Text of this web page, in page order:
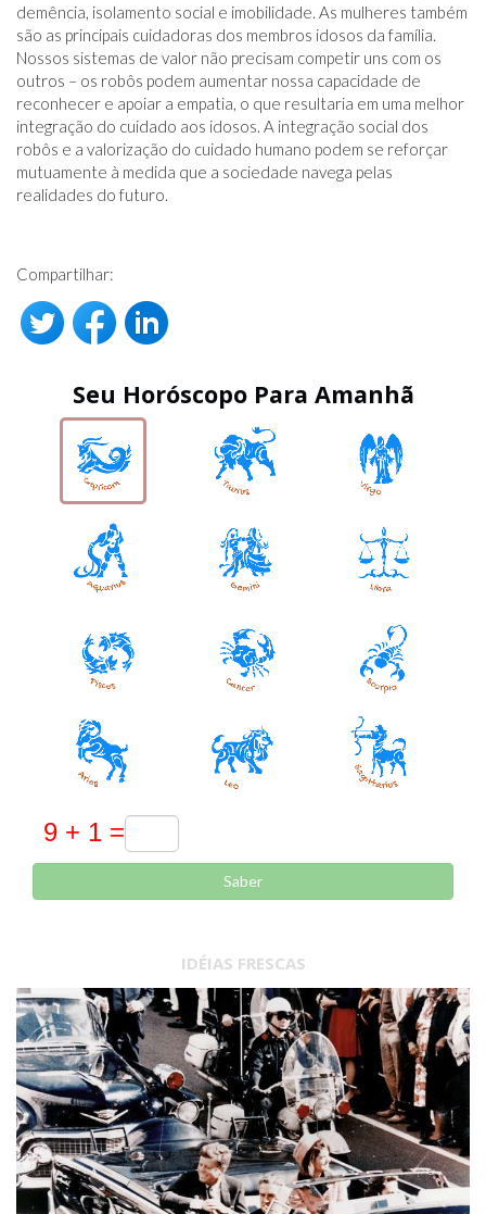
demência, isolamento social e imobilidade. As mulheres também
são as principais cuidadoras dos membros idosos da família.
Nossos sistemas de valor não precisam competir uns com os
outros – os robôs podem aumentar nossa capacidade de
reconhecer e apoiar a empatia, o que resultaria em uma melhor
integração do cuidado aos idosos. A integração social dos
robôs e a valorização do cuidado humano podem se reforçar
mutuamente à medida que a sociedade navega pelas
realidades do futuro.
Compartilhar:
Seu Horóscopo Para Amanhã
Saber
IDÉIAS FRESCAS